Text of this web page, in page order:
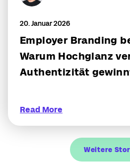
20. Januar 2026
Employer Branding
Warum Hochglanz
Authentizität
Read More
Weitere